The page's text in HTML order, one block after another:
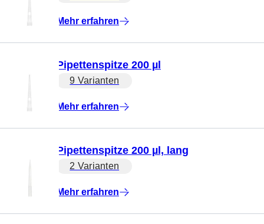
Mehr erfahren
Pipettenspitze 200 µl
9 Varianten
Mehr erfahren
Pipettenspitze 200 µl, lang
2 Varianten
Mehr erfahren